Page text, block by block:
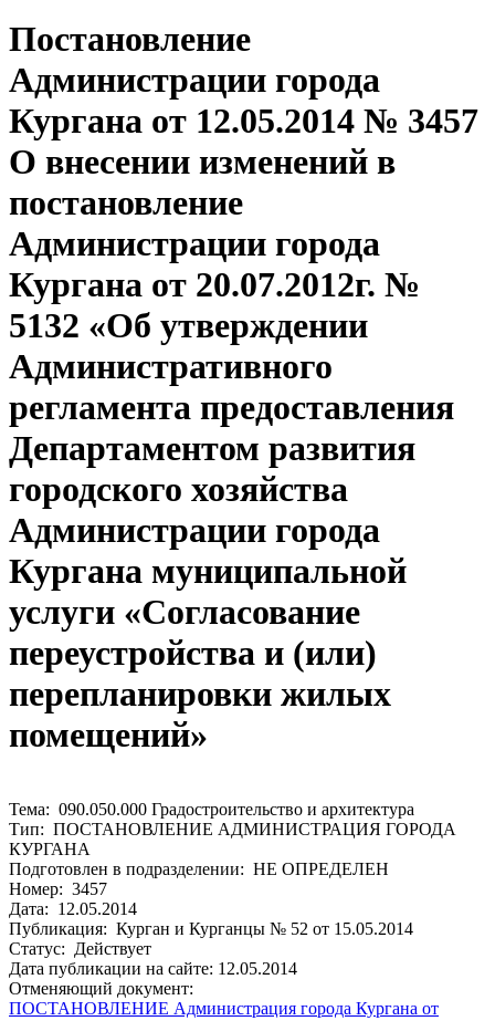
Постановление
Администрации города
Кургана от 12.05.2014 № 3457
О внесении изменений в
постановление
Администрации города
Кургана от 20.07.2012г. №
5132 «Об утверждении
Административного
регламента предоставления
Департаментом развития
городского хозяйства
Администрации города
Кургана муниципальной
услуги «Согласование
переустройства и (или)
перепланировки жилых
помещений»
Тема: 090.050.000 Градостроительство и архитектура
Тип: ПОСТАНОВЛЕНИЕ АДМИНИСТРАЦИЯ ГОРОДА
КУРГАНА
Подготовлен в подразделении: НЕ ОПРЕДЕЛЕН
Номер: 3457
Дата: 12.05.2014
Публикация: Курган и Курганцы № 52 от 15.05.2014
Статус: Действует
Дата публикации на сайте: 12.05.2014
Отменяющий документ:
ПОСТАНОВЛЕНИЕ Администрация города Кургана от